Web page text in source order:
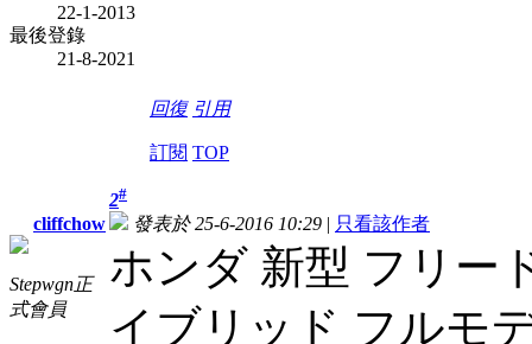
22-1-2013
最後登錄
21-8-2021
回復 引用
訂閱 TOP
cliffchow
Stepwgn正
式會員
2#
發表於 25-6-2016 10:29 | 只看該作者
ホンダ 新型 フリー
イブリッド フルモ